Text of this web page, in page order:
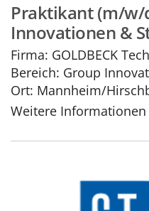
Praktikant (m/w/
Innovationen &
Firma: GOLDBECK
Bereich: Group
Ort: Mannheim/
Weitere